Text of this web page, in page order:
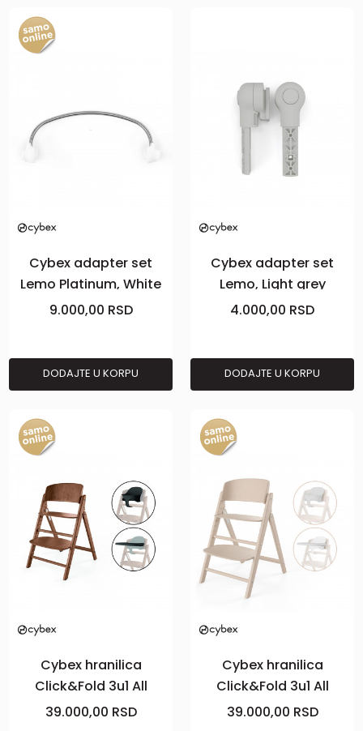
Cybex adapter set
Lemo Platinum, White
9.000,00 RSD
DODAJTE U KORPU
Cybex adapter set
Lemo, Light grey
4.000,00 RSD
DODAJTE U KORPU
Cybex hranilica
Click&Fold 3u1 All
Natural Dark
39.000,00 RSD
Cybex hranilica
Click&Fold 3u1 All
Natural Light
39.000,00 RSD